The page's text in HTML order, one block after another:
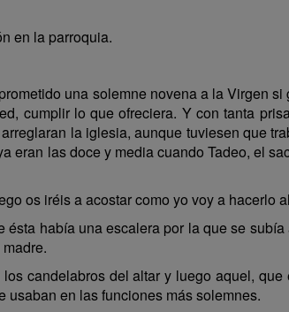
en la parroquia.
una solemne novena a la Virgen
cumplir lo que ofreciera. Y con tanta
la iglesia, aunque tuviesen que
eran las doce y media cuando Tadeo, el
os iréis a acostar como yo voy a hacerlo
había una escalera por la que se
candelabros del altar y luego aquel,
usaban en las funciones más solemnes.